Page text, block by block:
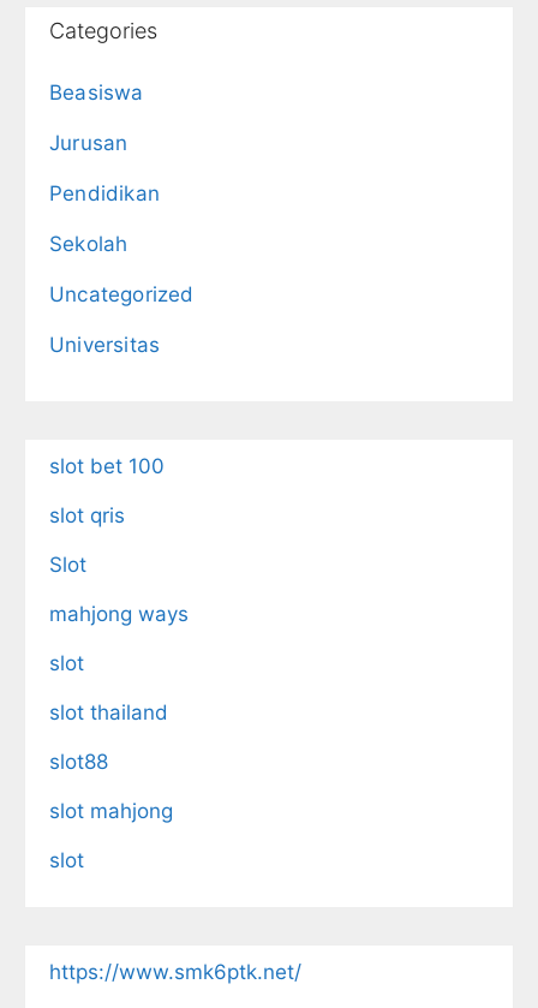
Categories
Beasiswa
Jurusan
Pendidikan
Sekolah
Uncategorized
Universitas
slot bet 100
slot qris
Slot
mahjong ways
slot
slot thailand
slot88
slot mahjong
slot
https://www.smk6ptk.net/